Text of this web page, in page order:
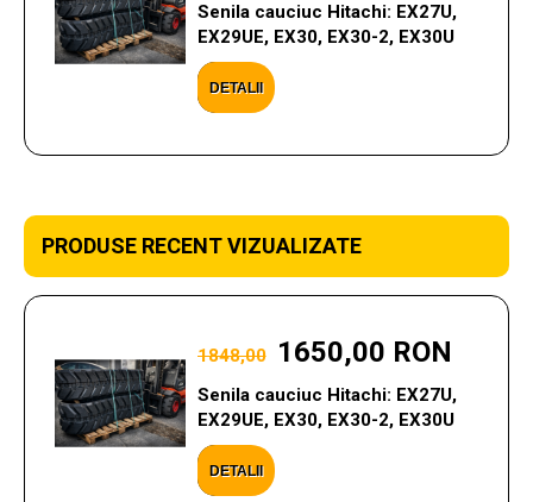
Senila cauciuc Hitachi: EX27U,
EX29UE, EX30, EX30-2, EX30U
DETALII
PRODUSE RECENT VIZUALIZATE
1848,00 1650,00 RON
Senila cauciuc Hitachi: EX27U,
EX29UE, EX30, EX30-2, EX30U
DETALII